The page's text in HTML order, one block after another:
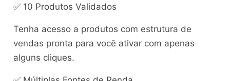
✅ 10 Produtos Validados
Tenha acesso a produtos com estrutura de
vendas pronta para você ativar com apenas
alguns cliques.